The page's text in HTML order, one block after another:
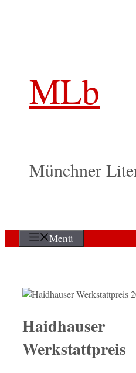
MLb
Münchner
Menü
Haidhauser
Werkstattpreis